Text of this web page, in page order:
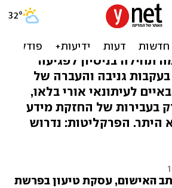
הטיעון: קם
מידע
תחילה בניסיון לפגיעה
גניבה והעברה של
צבאיים לעיתונאי אורי בלאו,
בעבירות של החזקת מידע
היתר. הפרקליטות: נדרוש
האישום, עסקת טיעון בפרשת